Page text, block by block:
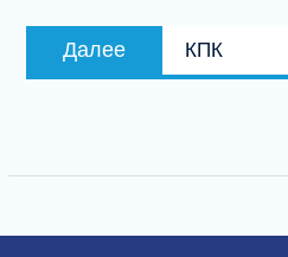
Далее
запись:
КПК